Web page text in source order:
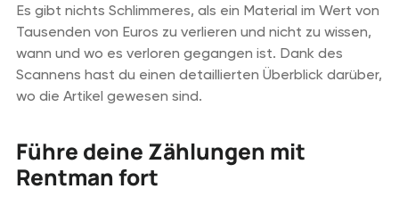
Es gibt nichts Schlimmeres, als ein Material im Wert von
Tausenden von Euros zu verlieren und nicht zu wissen,
wann und wo es verloren gegangen ist. Dank des
Scannens hast du einen detaillierten Überblick darüber,
wo die Artikel gewesen sind.
Führe deine Zählungen mit
Rentman fort